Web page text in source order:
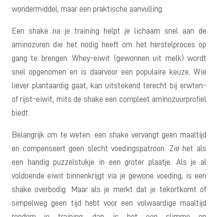
wondermiddel, maar een praktische aanvulling.
Een shake na je training helpt je lichaam snel aan de
aminozuren die het nodig heeft om het herstelproces op
gang te brengen. Whey-eiwit (gewonnen uit melk) wordt
snel opgenomen en is daarvoor een populaire keuze. Wie
liever plantaardig gaat, kan uitstekend terecht bij erwten-
of rijst-eiwit, mits de shake een compleet aminozuurprofiel
biedt.
Belangrijk om te weten: een shake vervangt geen maaltijd
en compenseert geen slecht voedingspatroon. Zie het als
een handig puzzelstukje in een groter plaatje. Als je al
voldoende eiwit binnenkrijgt via je gewone voeding, is een
shake overbodig. Maar als je merkt dat je tekortkomt of
simpelweg geen tijd hebt voor een volwaardige maaltijd